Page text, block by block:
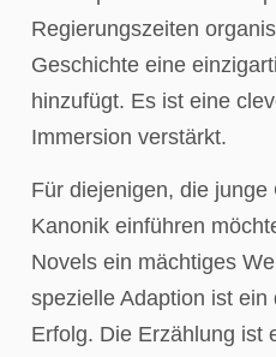
Regierungszeiten
Geschichte eine
hinzufügt. Es ist eine
Immersion verstärkt.
Für diejenigen, die
Kanonik einführen
Novels ein mächtiges
spezielle Adaption ist
Erfolg. Die Erzählung ist